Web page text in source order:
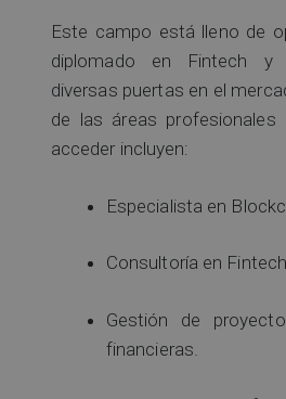
Este campo está lleno de
diplomado en Fintech y
diversas puertas en el
de las áreas
acceder incluyen:
Especialista en
Consultoría en
Gestión de
financieras.